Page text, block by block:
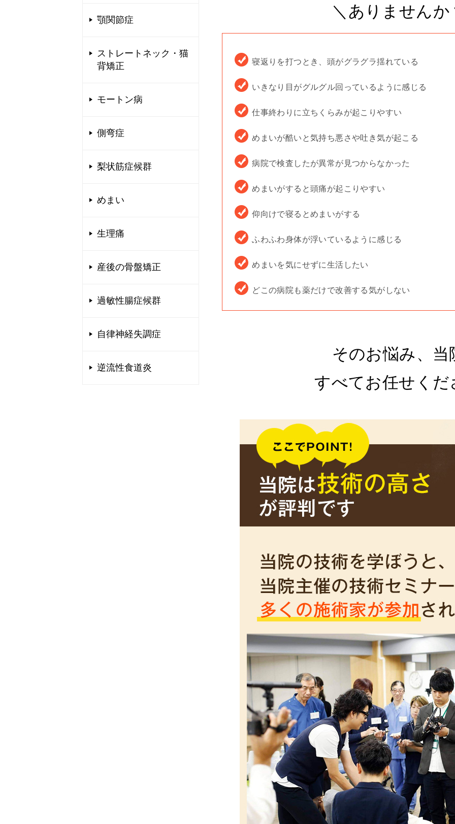
＼ありませんか
寝返りを打つとき、頭がグラグラ揺れている
いきなり目がグルグル回っているように感じる
仕事終わりに立ちくらみが起こりやすい
めまいが酷いと気持ち悪さや吐き気が起こる
病院で検査したが異常が見つからなかった
めまいがすると頭痛が起こりやすい
仰向けで寝るとめまいがする
ふわふわ身体が浮いているように感じる
めまいを気にせずに生活したい
どこの病院も薬だけで改善する気がしない
そのお悩み、当
すべてお任せくだ
顎関節症
ストレートネック・猫
背矯正
モートン病
側弯症
梨状筋症候群
めまい
生理痛
産後の骨盤矯正
過敏性腸症候群
自律神経失調症
逆流性食道炎